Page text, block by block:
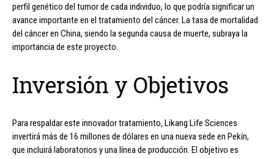
perfil genético del tumor de cada individuo, lo que podría significar un
avance importante en el tratamiento del cáncer. La tasa de mortalidad
del cáncer en China, siendo la segunda causa de muerte, subraya la
importancia de este proyecto.
Inversión y Objetivos
Para respaldar este innovador tratamiento, Likang Life Sciences
invertirá más de 16 millones de dólares en una nueva sede en Pekín,
que incluirá laboratorios y una línea de producción. El objetivo es